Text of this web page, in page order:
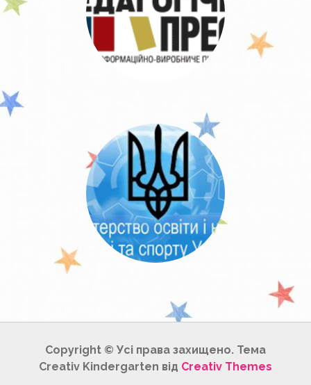
Copyright © Усі права захищено. Тема
Creativ Kindergarten від Creativ Themes